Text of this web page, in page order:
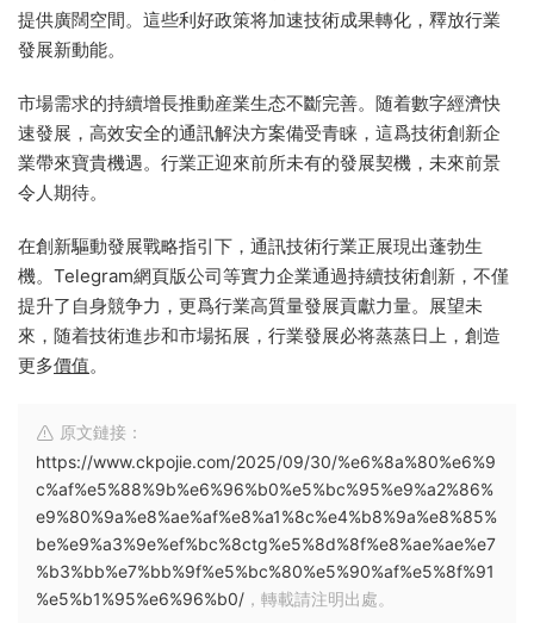
提供廣闊空間。這些利好政策将加速技術成果轉化，釋放行業
發展新動能。
市場需求的持續增長推動産業生态不斷完善。随着數字經濟快
速發展，高效安全的通訊解決方案備受青睐，這爲技術創新企
業帶來寶貴機遇。行業正迎來前所未有的發展契機，未來前景
令人期待。
在創新驅動發展戰略指引下，通訊技術行業正展現出蓬勃生
機。Telegram網頁版公司等實力企業通過持續技術創新，不僅
提升了自身競争力，更爲行業高質量發展貢獻力量。展望未
來，随着技術進步和市場拓展，行業發展必将蒸蒸日上，創造
更多價值。
原文鏈接：
https://www.ckpojie.com/2025/09/30/%e6%8a%80%e6%9
c%af%e5%88%9b%e6%96%b0%e5%bc%95%e9%a2%86%
e9%80%9a%e8%ae%af%e8%a1%8c%e4%b8%9a%e8%85%
be%e9%a3%9e%ef%bc%8ctg%e5%8d%8f%e8%ae%ae%e7
%b3%bb%e7%bb%9f%e5%bc%80%e5%90%af%e5%8f%91
%e5%b1%95%e6%96%b0/ ，轉載請注明出處。